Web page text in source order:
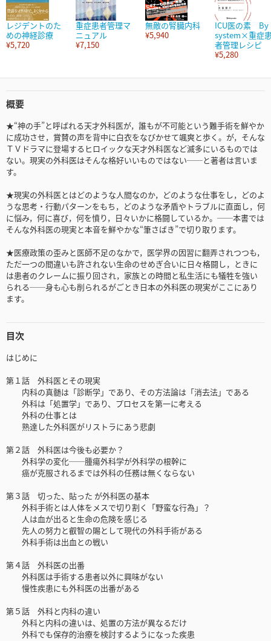
レジデントのた
めの神経診療
¥5,720
重症患者管理マ
ニュアル
¥7,150
無敵の腎臓内科
¥5,940
ICU医の素 By
system×重症
者管理レシピ
¥5,280
概要
★“神の手”と呼ばれる天才外科医が，誰もが不可能という難手術を鮮やか
に成功させ，賞賛の声を背中に白衣をなびかせて颯爽と歩く。が，そんな
ＴＶドラマに登場するヒロイックな天才外科医など滅多にいるものでは
ない。現実の外科医はそんな格好いいものではない──と著者は言いま
す。
★現実の外科医とはどのような人間なのか，どのような仕事をし，どのよ
うな思考・行動パターンをもち，どのような矛盾やトラブルに直面し，何
に悩み，何に喜び，何を憤り，日々いかに格闘しているか。──本書では
そんな外科医の現実と本音を鮮やかな“筆さばき”で切り取ります。
★医療政策の歪みと医師不足のなかで，医学界の因習に翻弄されつつも，
ただ一つの間違いも許されない生命のせめぎ合いに日々格闘し，ときに
は患者のクレームに振り回され，家族との時間と私生活にも犠牲を強い
られる──身も心も削られるがごとき日本の外科医の現実がここにあり
ます。
目次
はじめに
第１話 外科医とその現実
内科の真髄は「診断学」であり、その方法論は「消去法」である
外科は「処置学」であり、プロセスを第一に考える
外科の仕事とは
熟達した外科医がリストラにあう悲劇
第２話 外科医は今後も必要か？
外科学の変化──腫瘍外科学が外科学の根幹に
癌が克服されるまでは外科の任務は無くならない
第３話 切った、貼った が外科医の基本
外科手術とは人体をメスで切り割く「野蛮な行為」？
人は血が出ると生命の危険を感じる
先人の努力と叡智の賜として現代の外科手術がある
外科手術は出血との戦い
第４話 外科医の出番
外科医は手術する患者以外に興味がない
慢性疾患にも外科医の出番がある
第５話 外科と内科の違い
外科と内科の違いは、処置の方法が異なるだけ
外科でも保存的治療を検討するようになった疾患